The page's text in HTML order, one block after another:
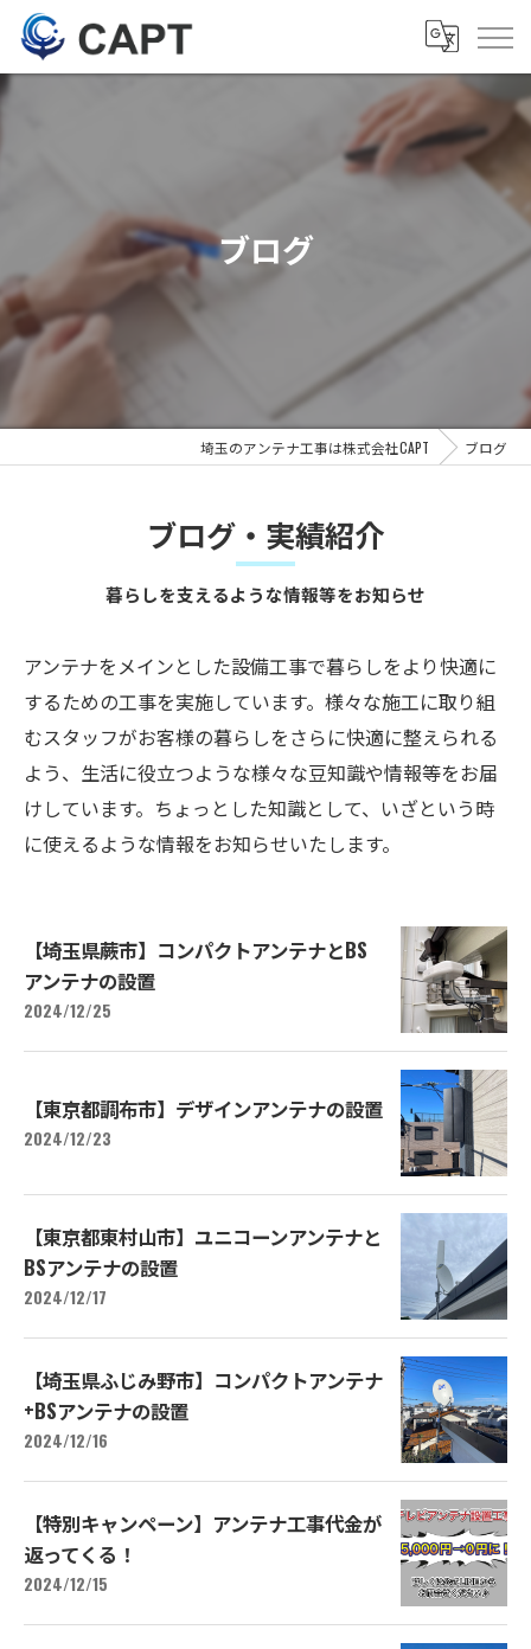
ブログ
埼玉のアンテナ工事は株式会社CAPT ブログ
ブログ・実績紹介
暮らしを支えるような情報等をお知らせ
アンテナをメインとした設備工事で暮らしをより快適に
するための工事を実施しています。様々な施工に取り組
むスタッフがお客様の暮らしをさらに快適に整えられる
よう、生活に役立つような様々な豆知識や情報等をお届
けしています。ちょっとした知識として、いざという時
に使えるような情報をお知らせいたします。
【埼玉県蕨市】コンパクトアンテナとBS
アンテナの設置
2024/12/25
【東京都調布市】デザインアンテナの設置
2024/12/23
【東京都東村山市】ユニコーンアンテナと
BSアンテナの設置
2024/12/17
【埼玉県ふじみ野市】コンパクトアンテナ
+BSアンテナの設置
2024/12/16
【特別キャンペーン】アンテナ工事代金が
返ってくる！
2024/12/15